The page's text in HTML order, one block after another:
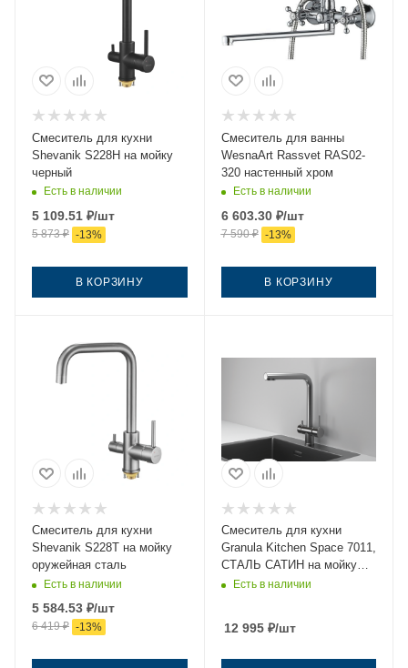
Смеситель для кухни
Shevanik S228H на мойку
черный
Есть в наличии
5 109.51 ₽/шт
5 873₽ -13%
В КОРЗИНУ
Смеситель для ванны
WesnaArt Rassvet RAS02-
320 настенный хром
Есть в наличии
6 603.30₽/шт
7 590₽ -13%
В КОРЗИНУ
Смеситель для кухни
Shevanik S228T на мойку
оружейная сталь
Есть в наличии
5 584.53 ₽/шт
6 419₽ -13%
Смеситель для кухни
Granula Kitchen Space 7011,
СТАЛЬ САТИН на мойку
нержавеющая сталь
Есть в наличии
12 995₽/шт